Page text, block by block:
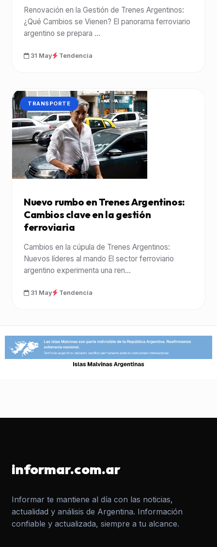
Renovación en la Gestión de Trenes Argentinos:
¿Qué Cambios se Vienen? El panorama ferroviario
argentino se prepara ...
31 May Tendencia
CATEGORÍA:
TRANSPORTE
Nuevo rumbo en Trenes Argentinos:
Cambios clave en la gestión
ferroviaria
Cambios en la cúpula de Trenes Argentinos:
Nuevos líderes al mando El sector ferroviario
argentino experimenta una ren...
31 May Tendencia
informar.com.ar
Informar te mantiene al día con las noticias,
actualidad y análisis de Argentina. Información
confiable y actualizada, siempre a tu alcance.